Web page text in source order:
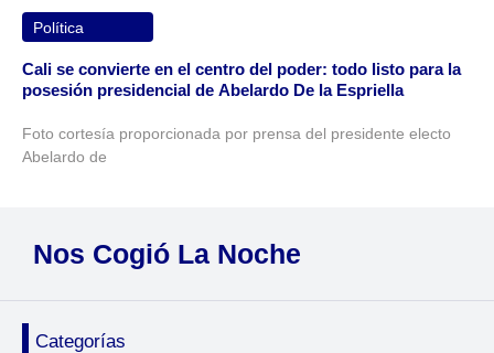
Política
Cali se convierte en el centro del poder: todo listo para la
posesión presidencial de Abelardo De la Espriella
Foto cortesía proporcionada por prensa del presidente electo
Abelardo de
Nos Cogió La Noche
Categorías